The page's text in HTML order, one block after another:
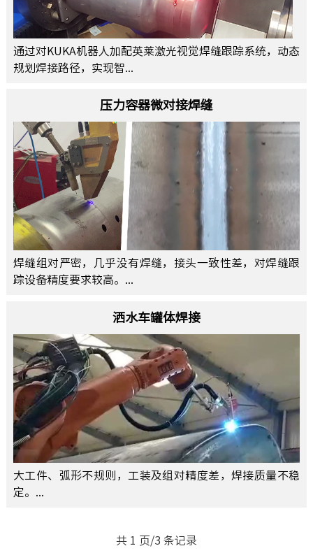
通过对KUKA机器人加配英莱激光视觉焊缝跟踪系统，动态
规划焊接路径，实现智...
压力容器微对接焊缝
焊缝组对严密，几乎没有焊缝，接头一致性差，对焊缝跟
踪设备精度要求较高。...
洒水车罐体焊接
大工件、弧形不规则，工装及组对精度差，焊接质量不稳
定。...
共 1 页/3 条记录